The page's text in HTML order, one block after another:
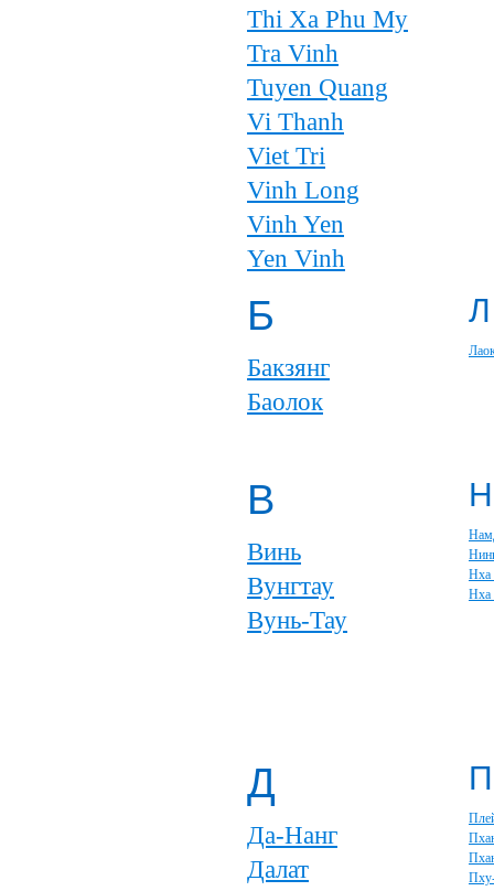
Thi Xa Phu My
Tra Vinh
Tuyen Quang
Vi Thanh
Viet Tri
Vinh Long
Vinh Yen
Yen Vinh
Б
Бакзянг
Баолок
Л
В
Винь
Вунгтау
Вунь-Тау
Н
Нха
Нха
Д
Да-Нанг
Далат
П